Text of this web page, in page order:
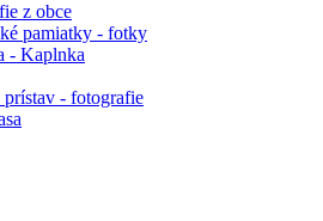
z obce
pamiatky - fotky
- Kaplnka
prístav - fotografie